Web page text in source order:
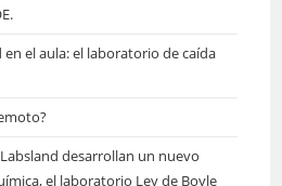
el aula: el laboratorio de caída
Labsland desarrollan un nuevo
el laboratorio Ley de Boyle